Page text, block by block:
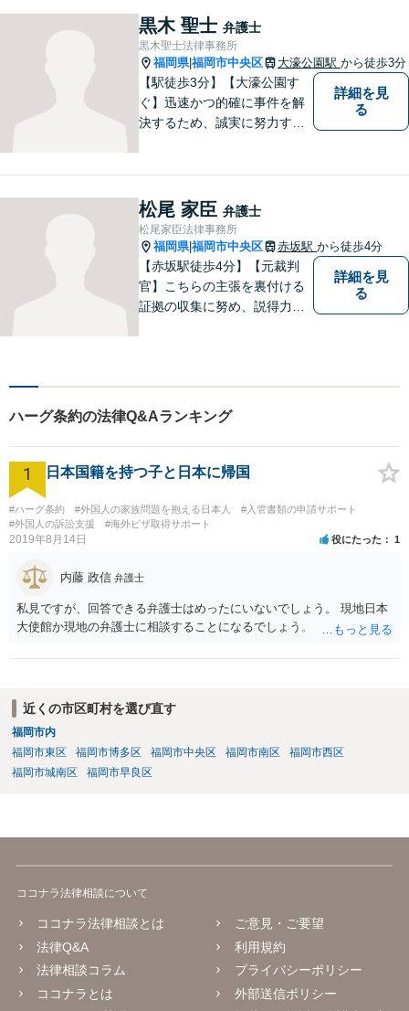
黒木 聖士 弁護士
黒木聖士法律事務所
福岡県|福岡市中央区 大濠公園駅 から徒歩3分
【駅徒歩3分】【大濠公園す
ぐ】迅速かつ的確に事件を解
決するため、誠実に努力する
詳細を見
る
松尾 家臣 弁護士
松尾家臣法律事務所
福岡県|福岡市中央区 赤坂駅 から徒歩4分
【赤坂駅徒歩4分】【元裁判
官】こちらの主張を裏付ける
証拠の収集に努め、説得力の
題など、幅広く対応します。
【休日対応可能】法律トラブ
ルでお悩みの方は、お気軽に
ご相談ください。
詳細を見
る
ハーグ条約の法律Q&Aランキング
1 日本国籍を持つ子と日本に帰国
#ハーグ条約 #外国人の家族問題を抱える日本人
#入管書類の申請サポート
#外国人の訴訟支援
#海外ビザ取得サポート
2019年8月14日 役にたった 1
内藤 政信 弁護士
私見ですが、回答できる弁護士はめったにいないでしょう。 現地日本
大使館か現地の弁護士に相談することになるでしょう。
近くの市区町村を選び直す
福岡市内
福岡市東区
福岡市博多区 福岡市中央区 福岡市南区
福岡市西区
福岡市城南区
福岡市早良区
ココナラ法律相談について
ココナラ法律相談とは
法律Q&A
法律相談コラム
ココナラとは
ご意見・ご要望
利用規約
プライバシーポリシー
外部送信ポリシー